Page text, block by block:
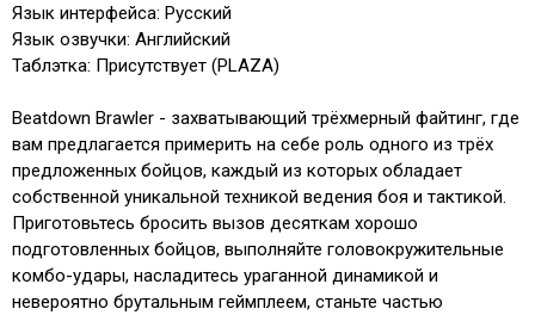
Язык интерфейса: Русский
Язык озвучки: Английский
Таблэтка: Присутствует (PLAZA)
Beatdown Brawler - захватывающий трёхмерный файтинг, где
вам предлагается примерить на себе роль одного из трёх
предложенных бойцов, каждый из которых обладает
собственной уникальной техникой ведения боя и тактикой.
Приготовьтесь бросить вызов десяткам хорошо
подготовленных бойцов, выполняйте головокружительные
комбо-удары, насладитесь ураганной динамикой и
невероятно брутальным геймплеем, станьте частью